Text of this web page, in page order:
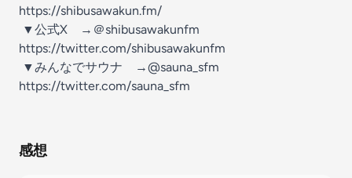
⁠⁠⁠⁠⁠⁠⁠⁠⁠⁠⁠⁠⁠⁠⁠⁠⁠⁠⁠⁠⁠⁠⁠⁠⁠⁠⁠⁠⁠⁠https://shibusawakun.fm/⁠⁠⁠⁠⁠⁠⁠⁠⁠⁠⁠⁠⁠⁠⁠⁠⁠⁠⁠⁠⁠
▼公式X →＠shibusawakunfm⁠
⁠⁠⁠⁠⁠⁠⁠⁠⁠⁠⁠⁠⁠⁠⁠⁠⁠⁠⁠⁠⁠⁠https://twitter.com/shibusawakunfm⁠⁠⁠⁠⁠⁠⁠⁠⁠⁠⁠⁠⁠⁠⁠⁠⁠⁠⁠⁠⁠⁠
▼みんなでサウナ →@sauna_sfm
⁠⁠⁠⁠⁠⁠⁠⁠⁠⁠⁠⁠⁠⁠⁠⁠⁠https://twitter.com/sauna_sfm
感想